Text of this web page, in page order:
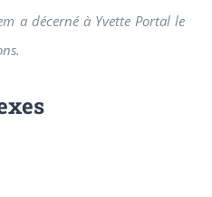
a décerné à Yvette Portal le